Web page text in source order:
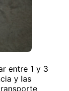
entre 1 y 3
y las